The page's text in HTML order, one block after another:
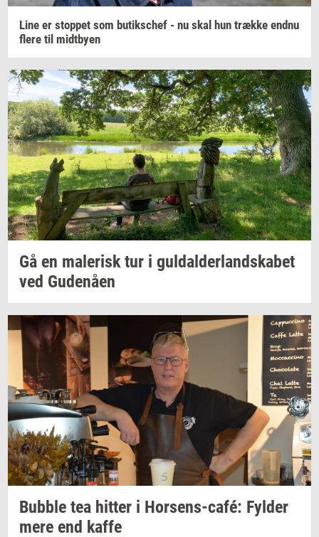
Line er stop­pet som bu­tiks­chef - nu skal hun træk­ke endnu
flere til midt­by­en
Gå en ma­le­risktur i gul­dal­der­land­ska­bet
ved Gu­denå­en
Bubb­le tea hit­ter i Horsens-​café: Fyl­der
mere end kaffe